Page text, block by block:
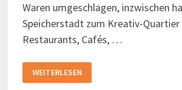
Waren umgeschlagen, inzwischen
Speicherstadt zum Kreativ-
Restaurants, Cafés, …
SPEICHERSTADT
IN
WEITERLESEN